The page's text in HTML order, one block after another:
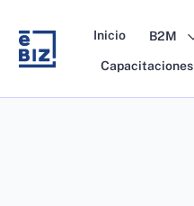
content
Inicio B2M
Capacitaciones